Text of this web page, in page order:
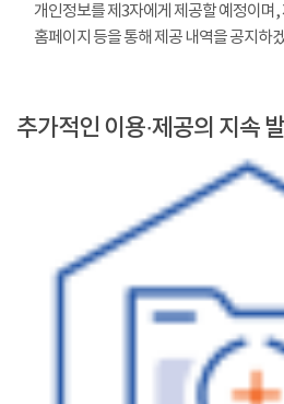
개인정보를 제3자에게 제공할 예정이며
홈페이지 등을 통해 제공 내역을 공지하
추가적인 이용·제공의 지속